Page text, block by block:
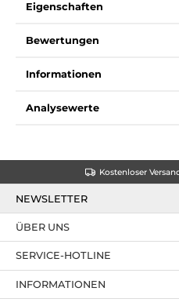
Eigenschaften
Bewertungen
Informationen
Analysewerte
Kostenloser
NEWSLETTER
SERVICE-HOTLINE
ÜBER UNS
INFORMATIONEN